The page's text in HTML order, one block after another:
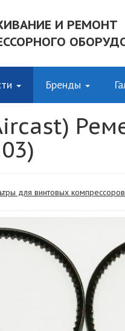
И РЕМОНТ
Бренды
для винтовых компрессоров